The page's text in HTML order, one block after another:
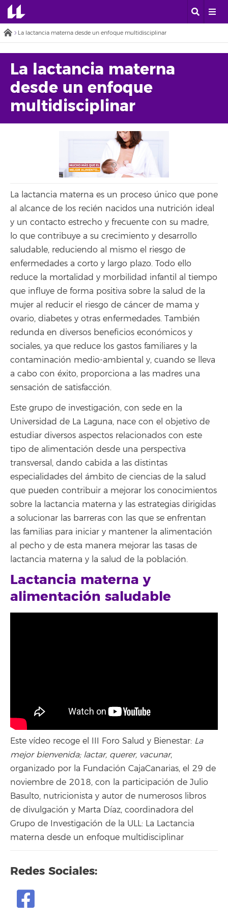
La lactancia materna desde un enfoque multidisciplinar
La lactancia materna
desde un enfoque
multidisciplinar
La lactancia materna es un proceso único que pone
al alcance de los recién nacidos una nutrición ideal
y un contacto estrecho y frecuente con su madre,
lo que contribuye a su crecimiento y desarrollo
saludable, reduciendo al mismo el riesgo de
enfermedades a corto y largo plazo. Todo ello
reduce la mortalidad y morbilidad infantil al tiempo
que influye de forma positiva sobre la salud de la
mujer al reducir el riesgo de cáncer de mama y
ovario, diabetes y otras enfermedades. También
redunda en diversos beneficios económicos y
sociales, ya que reduce los gastos familiares y la
contaminación medio-ambiental y, cuando se lleva
a cabo con éxito, proporciona a las madres una
sensación de satisfacción.
Este grupo de investigación, con sede en la
Universidad de La Laguna, nace con el objetivo de
estudiar diversos aspectos relacionados con este
tipo de alimentación desde una perspectiva
transversal, dando cabida a las distintas
especialidades del ámbito de ciencias de la salud
que pueden contribuir a mejorar los conocimientos
sobre la lactancia materna y las estrategias dirigidas
a solucionar las barreras con las que se enfrentan
las familias para iniciar y mantener la alimentación
al pecho y de esta manera mejorar las tasas de
lactancia materna y la salud de la población.
Lactancia materna y
alimentación saludable
Este vídeo recoge el III Foro Salud y Bienestar: La
mejor bienvenida; lactar, querer, vacunar,
organizado por la Fundación CajaCanarias, el 29 de
noviembre de 2018, con la participación de Julio
Basulto, nutricionista y autor de numerosos libros
de divulgación y Marta Díaz, coordinadora del
Grupo de Investigación de la ULL: La Lactancia
materna desde un enfoque multidisciplinar
Redes Sociales: